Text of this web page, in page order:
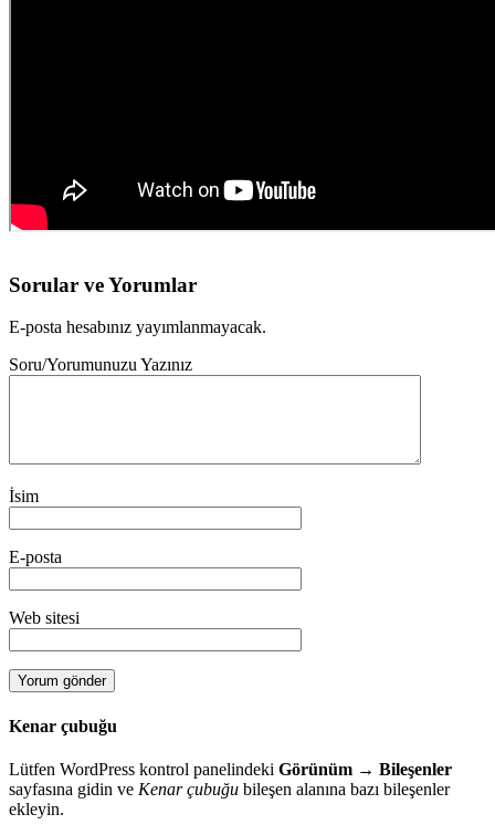
Sorular ve Yorumlar
E-posta hesabınız yayımlanmayacak.
Soru/Yorumunuzu Yazınız
İsim
E-posta
Web sitesi
Kenar çubuğu
Lütfen WordPress kontrol panelindeki Görünüm → Bileşenler
sayfasına gidin ve Kenar çubuğu bileşen alanına bazı bileşenler
ekleyin.